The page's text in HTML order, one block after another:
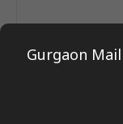
Gurgaon